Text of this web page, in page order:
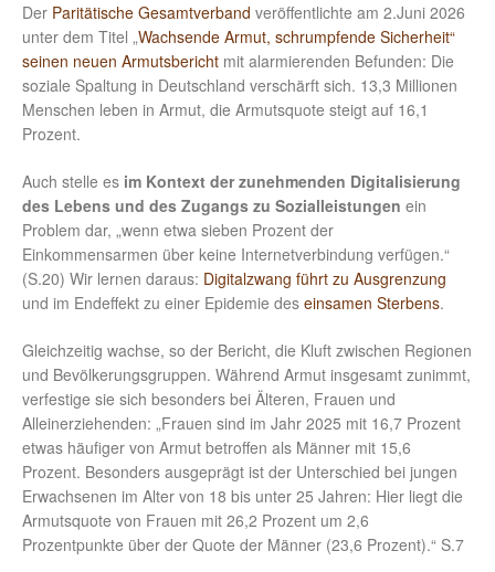
Der Paritätische Gesamtverband veröffentlichte am 2.Juni 2026
unter dem Titel „Wachsende Armut, schrumpfende Sicherheit“
seinen neuen Armutsbericht mit alarmierenden Befunden: Die
soziale Spaltung in Deutschland verschärft sich. 13,3 Millionen
Menschen leben in Armut, die Armutsquote steigt auf 16,1
Prozent.
Auch stelle es im Kontext der zunehmenden Digitalisierung
des Lebens und des Zugangs zu Sozialleistungen ein
Problem dar, „wenn etwa sieben Prozent der
Einkommensarmen über keine Internetverbindung verfügen.“
(S.20) Wir lernen daraus: Digitalzwang führt zu Ausgrenzung
und im Endeffekt zu einer Epidemie des einsamen Sterbens.
Gleichzeitig wachse, so der Bericht, die Kluft zwischen Regionen
und Bevölkerungsgruppen. Während Armut insgesamt zunimmt,
verfestige sie sich besonders bei Älteren, Frauen und
Alleinerziehenden: „Frauen sind im Jahr 2025 mit 16,7 Prozent
etwas häufiger von Armut betroffen als Männer mit 15,6
Prozent. Besonders ausgeprägt ist der Unterschied bei jungen
Erwachsenen im Alter von 18 bis unter 25 Jahren: Hier liegt die
Armutsquote von Frauen mit 26,2 Prozent um 2,6
Prozentpunkte über der Quote der Männer (23,6 Prozent).“ S.7